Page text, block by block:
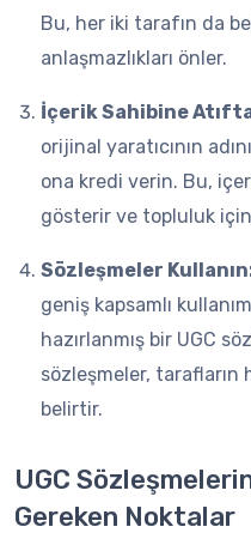
Bu, her iki tarafın da
anlaşmazlıkları önler.
İçerik Sahibine
orijinal yaratıcının
ona kredi verin. Bu,
gösterir ve topluluk
Sözleşmeler
geniş kapsamlı
hazırlanmış bir UGC
sözleşmeler, tarafların
belirtir.
UGC
Gereken Noktalar